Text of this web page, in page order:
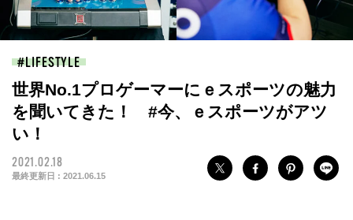
LIFESTYLE
世界No.1プロゲーマーにｅスポーツの魅力
を聞いてきた！ #今、ｅスポーツがアツ
い！
2021.02.18
最終更新日 : 2021.06.15